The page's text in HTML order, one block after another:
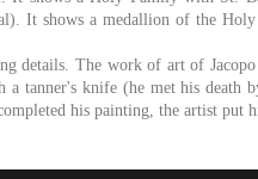
It shows a medallion of the
details. The work of art of
tanner's knife (he met his
his painting, the artist put